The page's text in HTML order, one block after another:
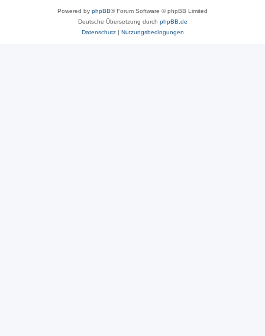
Powered by phpBB® Forum Software © phpBB Limited
Deutsche Übersetzung durch phpBB.de
Datenschutz| Nutzungsbedingungen